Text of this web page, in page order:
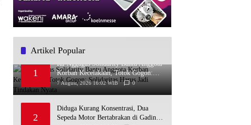
Artikel Popular
1
Ra’Nggagas Solidarity Bantu Anggota
Korban Kecelakaan, Totok Gogon:
Solidaritas Harus Jadi Tindakan Nyata
7 August, 2026 16:02 WIB 0
2
Diduga Kurang Konsentrasi, Dua
Sepeda Motor Bertabrakan di Gading